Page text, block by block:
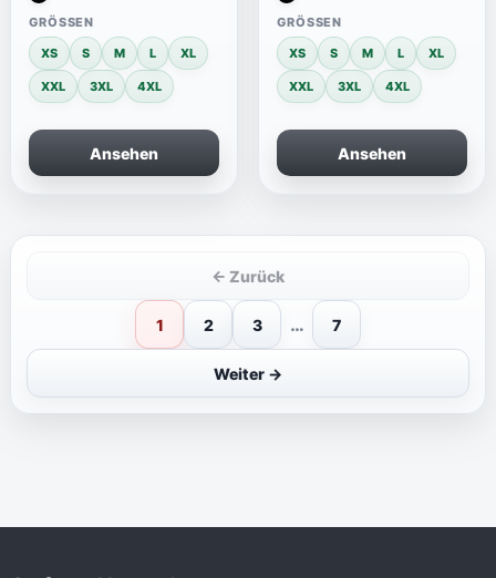
GRÖSSEN
XS
S M L XL
XXL 3XL 4XL
Ansehen
GRÖSSEN
XS
S M L XL
XXL 3XL 4XL
Ansehen
← Zurück
1 2 3 … 7
Weiter →